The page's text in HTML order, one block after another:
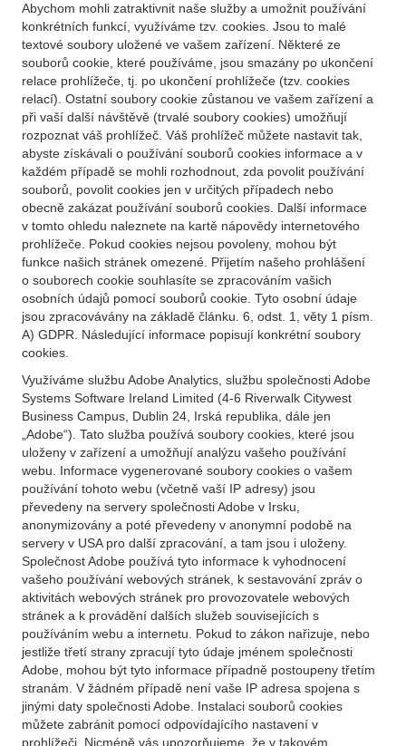
Abychom mohli zatraktivnit naše služby a umožnit používání
konkrétních funkcí, využíváme tzv. cookies. Jsou to malé
textové soubory uložené ve vašem zařízení. Některé ze
souborů cookie, které používáme, jsou smazány po ukončení
relace prohlížeče, tj. po ukončení prohlížeče (tzv. cookies
relací). Ostatní soubory cookie zůstanou ve vašem zařízení a
při vaší další návštěvě (trvalé soubory cookies) umožňují
rozpoznat váš prohlížeč. Váš prohlížeč můžete nastavit tak,
abyste získávali o používání souborů cookies informace a v
každém případě se mohli rozhodnout, zda povolit používání
souborů, povolit cookies jen v určitých případech nebo
obecně zakázat používání souborů cookies. Další informace
v tomto ohledu naleznete na kartě nápovědy internetového
prohlížeče. Pokud cookies nejsou povoleny, mohou být
funkce našich stránek omezené. Přijetím našeho prohlášení
o souborech cookie souhlasíte se zpracováním vašich
osobních údajů pomocí souborů cookie. Tyto osobní údaje
jsou zpracovávány na základě článku. 6, odst. 1, věty 1 písm.
A) GDPR. Následující informace popisují konkrétní soubory
cookies.
Využíváme službu Adobe Analytics, službu společnosti Adobe
Systems Software Ireland Limited (4-6 Riverwalk Citywest
Business Campus, Dublin 24, Irská republika, dále jen
„Adobe“). Tato služba používá soubory cookies, které jsou
uloženy v zařízení a umožňují analýzu vašeho používání
webu. Informace vygenerované soubory cookies o vašem
používání tohoto webu (včetně vaší IP adresy) jsou
převedeny na servery společnosti Adobe v Irsku,
anonymizovány a poté převedeny v anonymní podobě na
servery v USA pro další zpracování, a tam jsou i uloženy.
Společnost Adobe používá tyto informace k vyhodnocení
vašeho používání webových stránek, k sestavování zpráv o
aktivitách webových stránek pro provozovatele webových
stránek a k provádění dalších služeb souvisejících s
používáním webu a internetu. Pokud to zákon nařizuje, nebo
jestliže třetí strany zpracují tyto údaje jménem společnosti
Adobe, mohou být tyto informace případně postoupeny třetím
stranám. V žádném případě není vaše IP adresa spojena s
jinými daty společnosti Adobe. Instalaci souborů cookies
můžete zabránit pomocí odpovídajícího nastavení v
prohlížeči. Nicméně vás upozorňujeme, že v takovém